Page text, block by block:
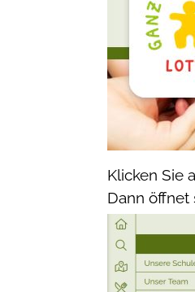
Klicken Sie
Dann öffnet